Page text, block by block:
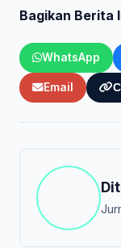
Bagikan Berita
WhatsApp
Email